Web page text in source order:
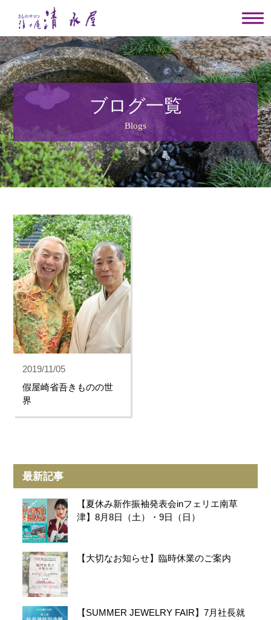
ブログ一覧
Blogs
2019/11/05
假屋崎省吾きものの世
界
最新記事
【夏休み新作振袖発表会inフェリエ南草
津】8月8日（土）・9日（日）
【大切なお知らせ】臨時休業のご案内
【SUMMER JEWELRY FAIR】7月社長就